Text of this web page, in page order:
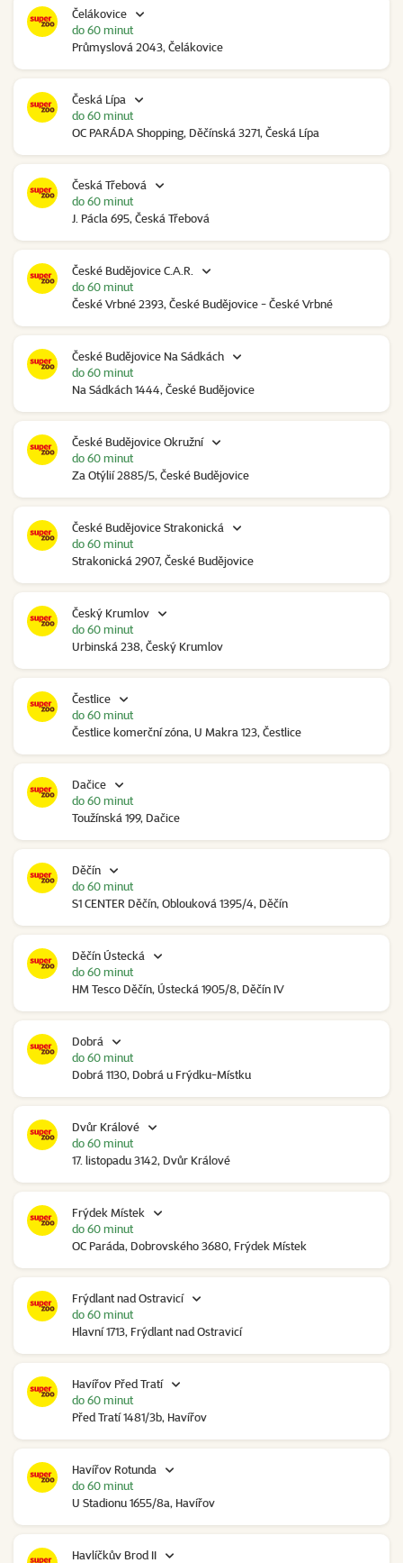
Čelákovice
Průmyslová 2043, Čelákovice
do 60 minut
Česká Lípa
OC PARÁDA Shopping, Děčínská 3271, Česká Lípa
do 60 minut
Česká Třebová
J. Pácla 695, Česká Třebová
do 60 minut
České Budějovice C.A.R.
České Vrbné 2393, České Budějovice - České Vrbné
do 60 minut
České Budějovice Na Sádkách
Na Sádkách 1444, České Budějovice
do 60 minut
České Budějovice Okružní
Za Otýlií 2885/5, České Budějovice
do 60 minut
České Budějovice Strakonická
Strakonická 2907, České Budějovice
do 60 minut
Český Krumlov
Urbinská 238, Český Krumlov
do 60 minut
Čestlice
Čestlice komerční zóna, U Makra 123, Čestlice
do 60 minut
Dačice
Toužínská 199, Dačice
do 60 minut
Děčín
S1 CENTER Děčín, Oblouková 1395/4, Děčín
do 60 minut
Děčín Ústecká
HM Tesco Děčín, Ústecká 1905/8, Děčín IV
do 60 minut
Dobrá
Dobrá 1130, Dobrá u Frýdku-Místku
do 60 minut
Dvůr Králové
17. listopadu 3142, Dvůr Králové
do 60 minut
Frýdek Místek
OC Paráda, Dobrovského 3680, Frýdek Místek
do 60 minut
Frýdlant nad Ostravicí
Hlavní 1713, Frýdlant nad Ostravicí
do 60 minut
Havířov Před Tratí
Před Tratí 1481/3b, Havířov
do 60 minut
Havířov Rotunda
U Stadionu 1655/8a, Havířov
do 60 minut
Havlíčkův Brod II